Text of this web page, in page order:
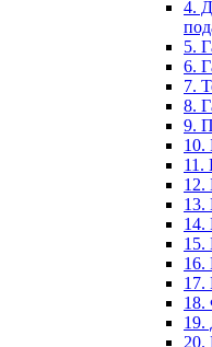
4.
5.
6.
7.
8.
9.
10.
11.
12.
13.
14.
15.
16.
17.
18.
19.
20.